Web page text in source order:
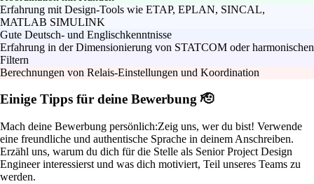
Erfahrung mit Design-Tools wie ETAP, EPLAN, SINCAL,
MATLAB SIMULINK
Gute Deutsch- und Englischkenntnisse
Erfahrung in der Dimensionierung von STATCOM oder harmonischen
Filtern
Berechnungen von Relais-Einstellungen und Koordination
Einige Tipps für deine Bewerbung 🫡
Mach deine Bewerbung persönlich:Zeig uns, wer du bist! Verwende
eine freundliche und authentische Sprache in deinem Anschreiben.
Erzähl uns, warum du dich für die Stelle als Senior Project Design
Engineer interessierst und was dich motiviert, Teil unseres Teams zu
werden.